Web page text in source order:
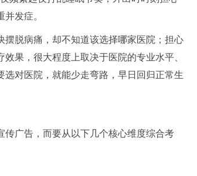
发症。
脱病痛，却不知道该选择哪家医院；担心
果，很大程度上取决于医院的专业水平、
对医院，就能少走弯路，早日回归正常生
广告，而要从以下几个核心维度综合考